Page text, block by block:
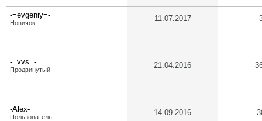
-=evgeniy=-
Новичок 11.07.2017
-=vvs=-
Продвинутый 21.04.2016
-Alex-
Пользователь 14.09.2016